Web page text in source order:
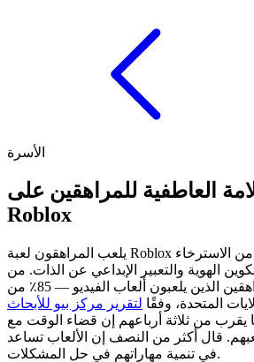
الأسرة
العاطفية للمراهقين على
Roblox
يلعب المراهقون لعبة Roblox لأسباب إيجابية عديدة، من الاسترخاء
الهوية والتعبير الإبداعي عن الذات. من
بين العديد من المراهقين الذين يلعبون ألعاب الفيديو — 85٪ من
المتحدة، وفقًا لتقرير مركز بيو للأبحاث
قال ما يقرب من ثلاثة أرباعهم إن قضاء الوقت مع
قال أكثر من النصف إن الألعاب تساعد
في تنمية مهاراتهم في حل المشكلات.